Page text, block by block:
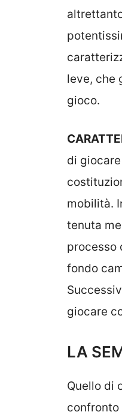
leve, che
gioco.
di
mobilità.
tenuta
processo
fondo
giocare
LA
Quello di
confronto